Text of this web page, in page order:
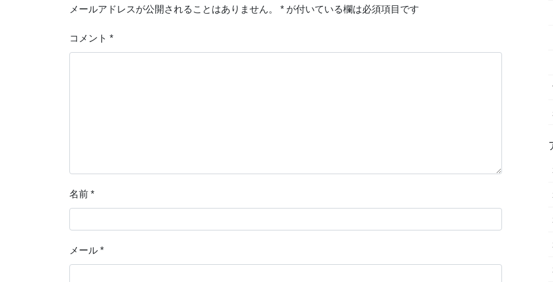
メールアドレスが公開されることはありません。 * が付いている欄は必須項目です
コメント *
名前 *
メール *